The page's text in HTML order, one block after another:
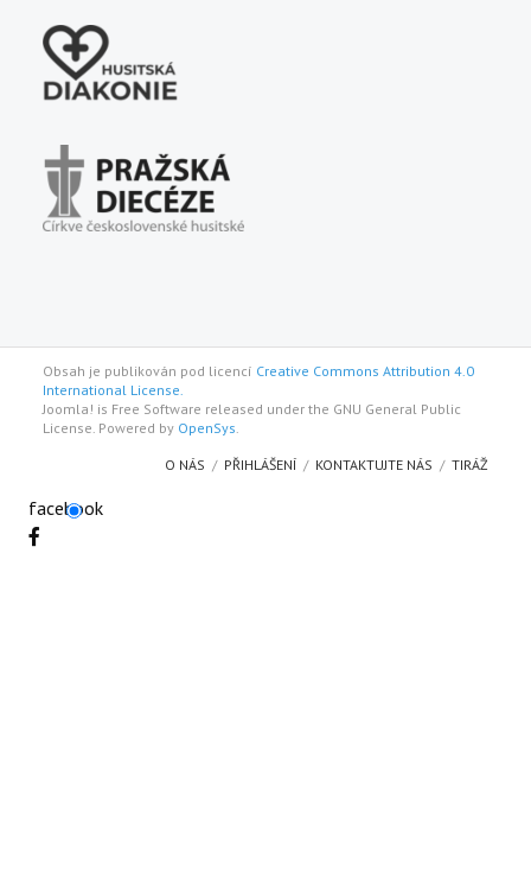
Obsah je publikován pod licencí Creative Commons Attribution 4.0
International License.
Joomla! is Free Software released under the GNU General Public
License. Powered by OpenSys
O NÁS PŘIHLÁŠENÍ KONTAKTUJTE NÁS TIRÁŽ
facebook